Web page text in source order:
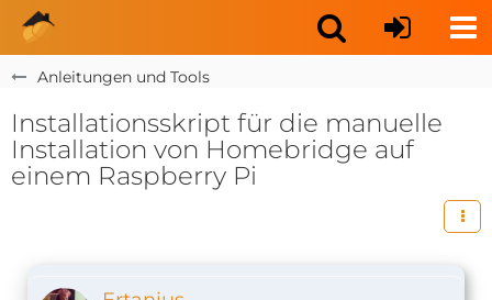
Anleitungen und Tools
Installationsskript für die manuelle
Installation von Homebridge auf
einem Raspberry Pi